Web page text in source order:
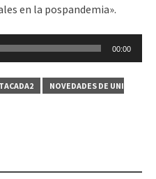
en la pospandemia».
00:00
NOVEDADES DE UNI